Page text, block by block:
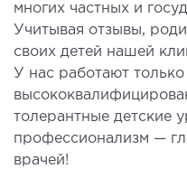
многих частных и
Учитывая отзывы,
своих детей нашей
У нас работают только
толерантные детские
профессионализм —
врачей!